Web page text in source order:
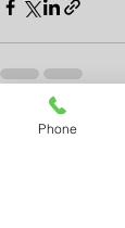
Posts recentes
Phone